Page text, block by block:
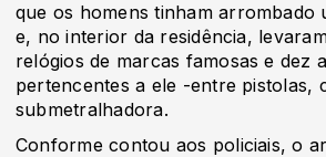
que os homens tinham arrombado
e, no interior da residência,
relógios de marcas famosas e dez
pertencentes a ele -entre pistolas,
submetralhadora.
Conforme contou aos policiais, o